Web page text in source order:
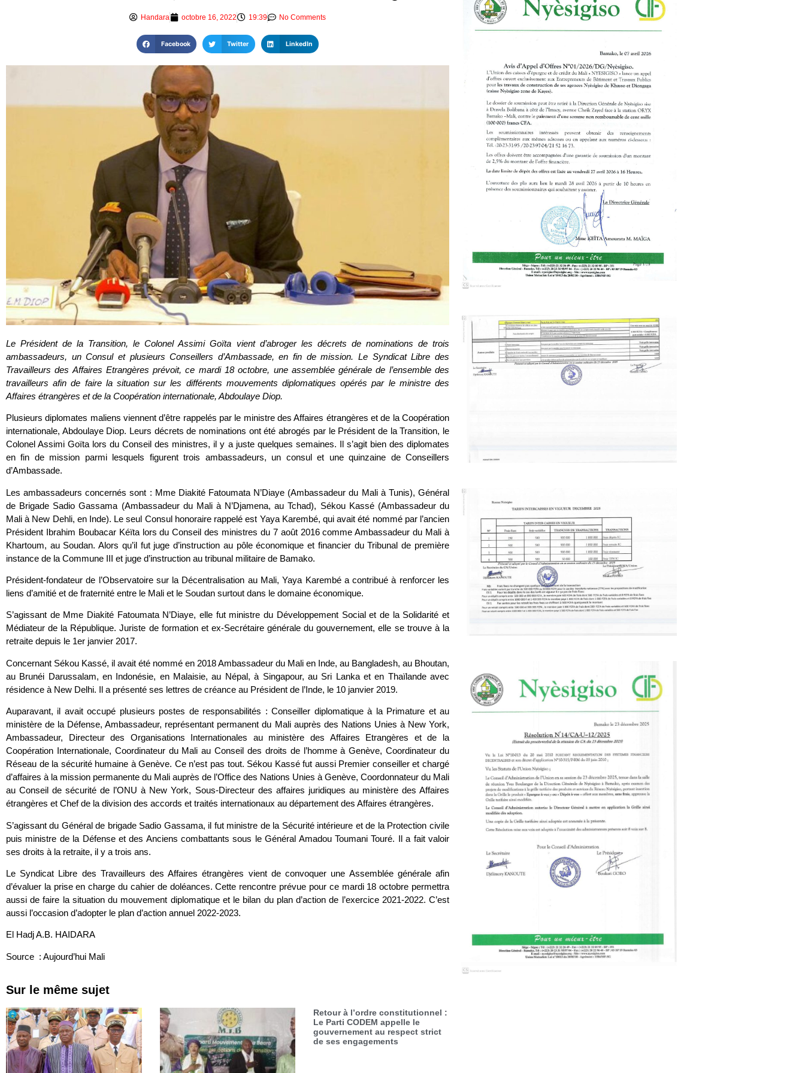
Handara octobre 16, 2022 19:39 No Comments
Facebook Twitter LinkedIn
Le Président de la Transition, le Colonel Assimi Goïta vient d’abroger les décrets de nominations de trois
ambassadeurs, un Consul et plusieurs Conseillers d’Ambassade, en fin de mission. Le Syndicat Libre des
Travailleurs des Affaires Etrangères prévoit, ce mardi 18 octobre, une assemblée générale de l’ensemble des
travailleurs afin de faire la situation sur les différents mouvements diplomatiques opérés par le ministre des
Affaires étrangères et de la Coopération internationale, Abdoulaye Diop.
Plusieurs diplomates maliens viennent d’être rappelés par le ministre des Affaires étrangères et de la Coopération
internationale, Abdoulaye Diop. Leurs décrets de nominations ont été abrogés par le Président de la Transition, le
Colonel Assimi Goïta lors du Conseil des ministres, il y a juste quelques semaines. Il s’agit bien des diplomates
en fin de mission parmi lesquels figurent trois ambassadeurs, un consul et une quinzaine de Conseillers
d’Ambassade.
Les ambassadeurs concernés sont : Mme Diakité Fatoumata N’Diaye (Ambassadeur du Mali à Tunis), Général
de Brigade Sadio Gassama (Ambassadeur du Mali à N’Djamena, au Tchad), Sékou Kassé (Ambassadeur du
Mali à New Dehli, en Inde). Le seul Consul honoraire rappelé est Yaya Karembé, qui avait été nommé par l’ancien
Président Ibrahim Boubacar Kéïta lors du Conseil des ministres du 7 août 2016 comme Ambassadeur du Mali à
Khartoum, au Soudan. Alors qu’il fut juge d’instruction au pôle économique et financier du Tribunal de première
instance de la Commune III et juge d’instruction au tribunal militaire de Bamako.
Président-fondateur de l’Observatoire sur la Décentralisation au Mali, Yaya Karembé a contribué à renforcer les
liens d’amitié et de fraternité entre le Mali et le Soudan surtout dans le domaine économique.
S’agissant de Mme Diakité Fatoumata N’Diaye, elle fut ministre du Développement Social et de la Solidarité et
Médiateur de la République. Juriste de formation et ex-Secrétaire générale du gouvernement, elle se trouve à la
retraite depuis le 1er janvier 2017.
Concernant Sékou Kassé, il avait été nommé en 2018 Ambassadeur du Mali en Inde, au Bangladesh, au Bhoutan,
au Brunéi Darussalam, en Indonésie, en Malaisie, au Népal, à Singapour, au Sri Lanka et en Thaïlande avec
résidence à New Delhi. Il a présenté ses lettres de créance au Président de l’Inde, le 10 janvier 2019.
Auparavant, il avait occupé plusieurs postes de responsabilités : Conseiller diplomatique à la Primature et au
ministère de la Défense, Ambassadeur, représentant permanent du Mali auprès des Nations Unies à New York,
Ambassadeur, Directeur des Organisations Internationales au ministère des Affaires Etrangères et de la
Coopération Internationale, Coordinateur du Mali au Conseil des droits de l’homme à Genève, Coordinateur du
Réseau de la sécurité humaine à Genève. Ce n’est pas tout. Sékou Kassé fut aussi Premier conseiller et chargé
d’affaires à la mission permanente du Mali auprès de l’Office des Nations Unies à Genève, Coordonnateur du Mali
au Conseil de sécurité de l’ONU à New York, Sous-Directeur des affaires juridiques au ministère des Affaires
étrangères et Chef de la division des accords et traités internationaux au département des Affaires étrangères.
S’agissant du Général de brigade Sadio Gassama, il fut ministre de la Sécurité intérieure et de la Protection civile
puis ministre de la Défense et des Anciens combattants sous le Général Amadou Toumani Touré. Il a fait valoir
ses droits à la retraite, il y a trois ans.
Le Syndicat Libre des Travailleurs des Affaires étrangères vient de convoquer une Assemblée générale afin
d’évaluer la prise en charge du cahier de doléances. Cette rencontre prévue pour ce mardi 18 octobre permettra
aussi de faire la situation du mouvement diplomatique et le bilan du plan d’action de l’exercice 2021-2022. C’est
aussi l’occasion d’adopter le plan d’action annuel 2022-2023.
El Hadj A.B. HAIDARA
Source : Aujourd’hui Mali
Sur le même sujet
Retour à l’ordre constitutionnel :
Le Parti CODEM appelle le
gouvernement au respect strict
de ses engagements